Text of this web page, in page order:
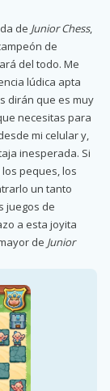
de Junior Chess,
de
del todo. Me
lúdica apta
dirán que es muy
necesitas para
mi celular y,
inesperada. Si
peques, los
un tanto
juegos de
a esta joyita
de Junior